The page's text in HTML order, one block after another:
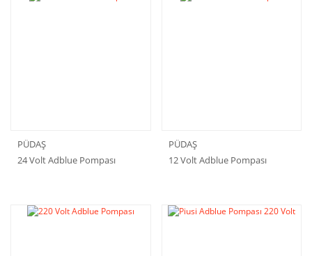
PÜDAŞ
24 Volt Adblue Pompası
PÜDAŞ
12 Volt Adblue Pompası